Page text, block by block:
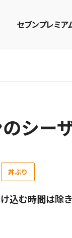
セブンプレミア
シー
丼ぶり
込む時間は除